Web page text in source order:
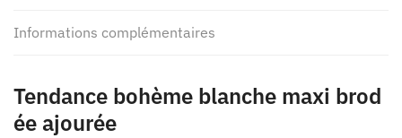
Informations complémentaires
Tendance bohème blanche maxi brod
ée ajourée